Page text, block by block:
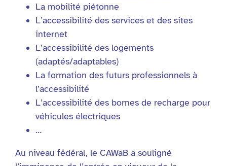
La mobilité piétonne
L’accessibilité des services et des sites
internet
L’accessibilité des logements
(adaptés/adaptables)
La formation des futurs professionnels à
l’accessibilité
L’accessibilité des bornes de recharge pour
véhicules électriques
…
Au niveau fédéral, le CAWaB a souligné